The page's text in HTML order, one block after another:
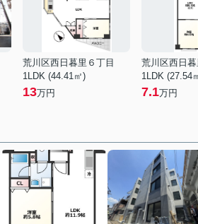
荒川区西日暮里６丁目
1LDK (44.41㎡)
13万円
荒川区西日暮
1LDK (27.54
7.1万円